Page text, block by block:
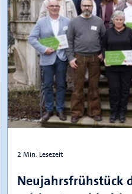
Neujahrsfrühstück
2 Min. Lesezeit